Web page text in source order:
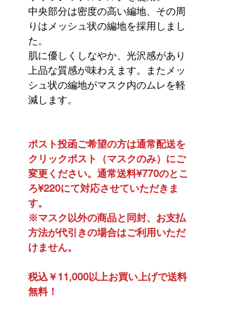
中央部分は密度の高い編地、その周
りはメッシュ状の編地を採用しまし
た。
肌に優しくしなやか、光沢感があり
上品な質感が味わえます。またメッ
シュ状の編地がマスク内のムレを軽
減します。
ポスト投函ご希望の方は通常配送を
クリックポスト（マスクのみ）にご
変更ください。通常送料¥770のとこ
ろ¥220にて対応させていただきま
す。
※マスク以外の商品と同封、お支払
方法が代引きの場合はご利用いただ
けません。
税込￥11,000以上お買い上げで送料
無料！